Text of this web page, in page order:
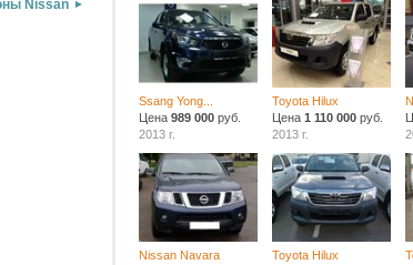
Nissan
Ssang Yong...
Цена989 000 руб.
2013 г.
Toyota Hilux
Цена1 110 000 руб.
2013 г.
Nissan Navara
Toyota Hilux